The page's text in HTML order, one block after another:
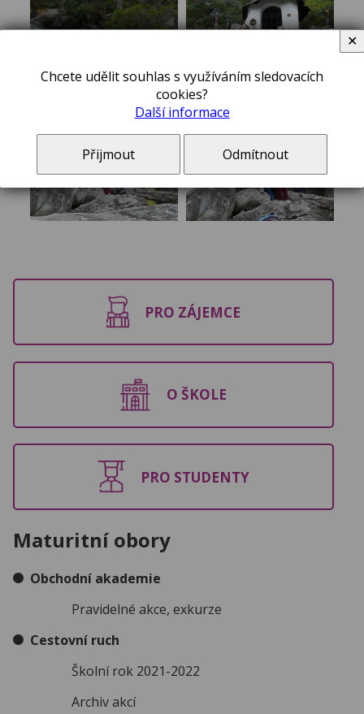
PRO ZÁJEMCE
O ŠKOLE
PRO STUDENTY
Maturitní obory
Obchodní akademie
Pravidelné akce, exkurze
Cestovní ruch
Školní rok 2021-2022
Archiv akcí
Chcete udělit souhlas s využíváním sledovacích
cookies?
Další informace
Přijmout Odmítnout
✕